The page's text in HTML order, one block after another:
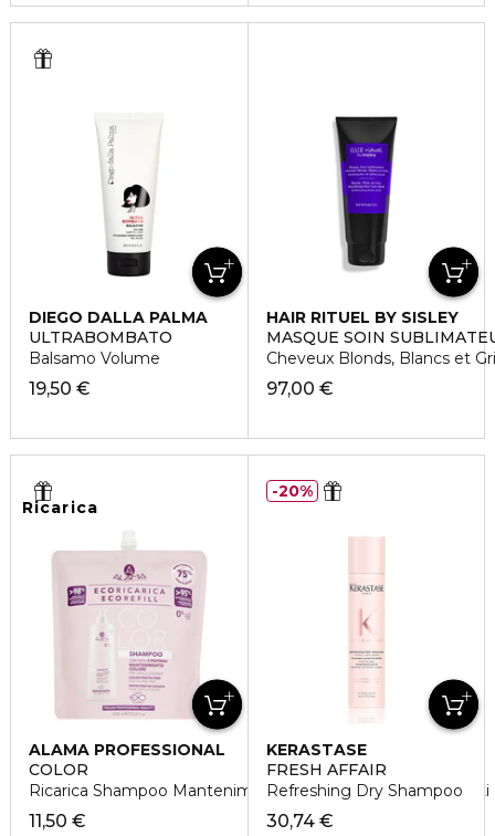
DIEGO DALLA PALMA
ULTRABOMBATO
Balsamo Volume
19,50 €
HAIR RITUEL BY SISLEY
MASQUE SOIN
Cheveux Blonds, Blancs et
97,00 €
Ricarica
ALAMA PROFESSIONAL
COLOR
Ricarica Shampoo Mantenimento Colore per Capelli Colorati
11,50 €
KERASTASE
FRESH AFFAIR
Refreshing Dry Shampoo
30,74 €
20%